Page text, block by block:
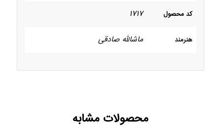
کد محصول ۱۷۱۷
هنرمند ماشالله صادقی
محصولات مشابه